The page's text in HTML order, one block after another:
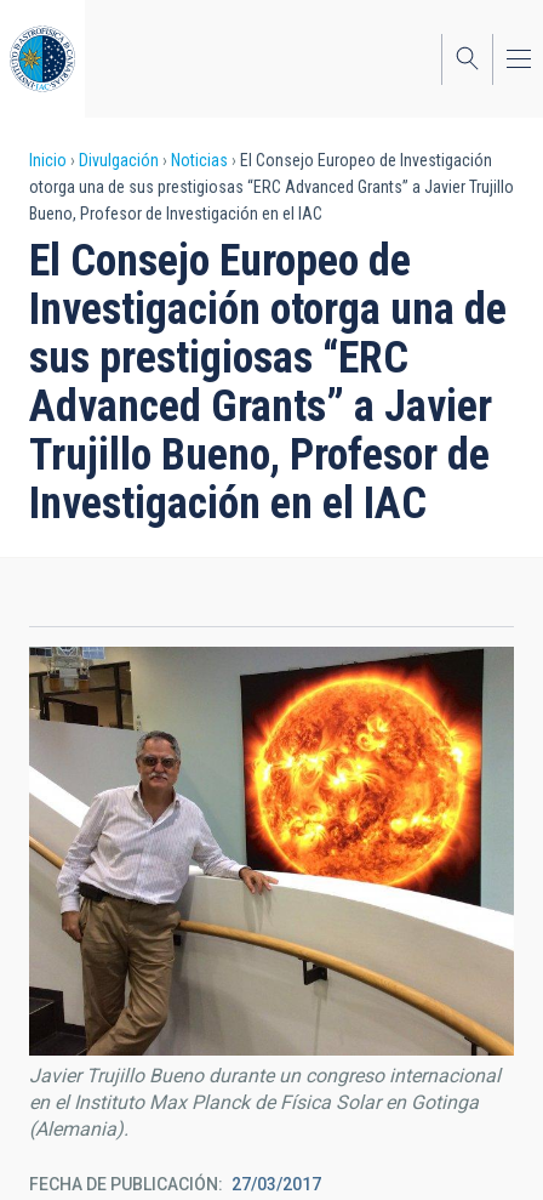
al
contenido
principal
Sobrescribir
enlaces
de
ayuda
a
la
navegación
Inicio Divulgación Noticias
El Consejo Europeo de Investigación
otorga una de sus prestigiosas “ERC Advanced Grants” a Javier Trujillo
Bueno, Profesor de Investigación en el IAC
El Consejo Europeo de
Investigación otorga una de
sus prestigiosas “ERC
Advanced Grants” a Javier
Trujillo Bueno, Profesor de
Investigación en el IAC
Javier Trujillo Bueno durante un congreso internacional
en el Instituto Max Planck de Física Solar en Gotinga
(Alemania).
FECHA DE PUBLICACIÓN 27/03/2017